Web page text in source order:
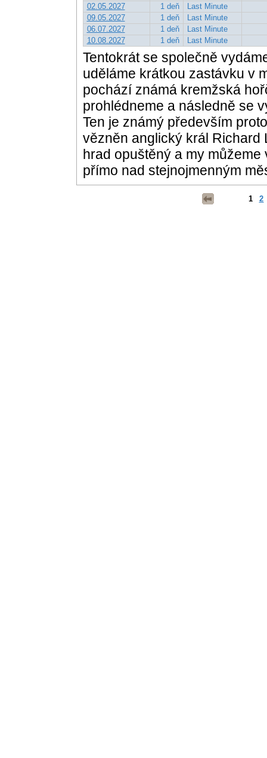
02.05.2027
1 deň
Last Minute
09.05.2027
1 deň
Last Minute
06.07.2027
1 deň
Last Minute
10.08.2027
1 deň Last Minute
Tentokrát se společně
uděláme krátkou zastávku v
pochází známá kremžská
prohlédneme a následně se
Ten je známý především
vězněn anglický král Richard
hrad opuštěný a my
přímo nad stejnojmenným
1 2